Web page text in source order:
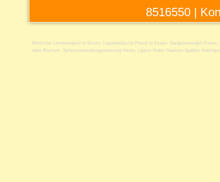
8516550 |
Klinischer Lerntherapeut in Essen , Logopaedische Praxis in Essen , Saugstoerungen Essen ,
nahe Bochum , Sprachentwicklungsstoerung Herne , Lippen Kiefer Gaumen Spalten